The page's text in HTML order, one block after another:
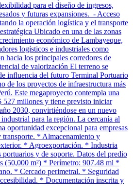
para el diseño de ingresos,
y futuras expansiones. - Acceso
la operación logística y el transporte
Ubicado en una de las zonas
económico de Lambayeque,
logísticos e industriales como
hacia los principales corredores de
de valorización El terreno se
influencia del futuro Terminal Portuario
de los proyectos de infraestructura más
Este megaproyecto contempla una
527 millones y tiene previsto iniciar
2030, convirtiéndose en un nuevo
para la región. La cercanía al
oportunidad excepcional para empresas
* Almacenamiento y
* Agroexportación. * Industria
y de soporte. Datos del predio
(50,000 m²) * Perímetro: 907.48 ml *
* Cercado perimetral. * Seguridad
* Documentación inscrita y